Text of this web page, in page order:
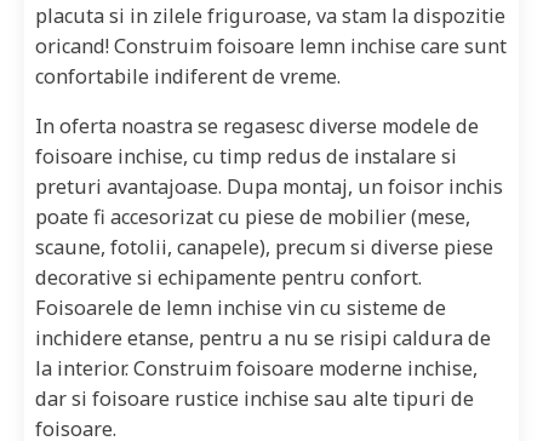
placuta si in zilele friguroase, va stam la dispozitie
oricand! Construim foisoare lemn inchise care sunt
confortabile indiferent de vreme.
In oferta noastra se regasesc diverse modele de
foisoare inchise, cu timp redus de instalare si
preturi avantajoase. Dupa montaj, un foisor inchis
poate fi accesorizat cu piese de mobilier (mese,
scaune, fotolii, canapele), precum si diverse piese
decorative si echipamente pentru confort.
Foisoarele de lemn inchise vin cu sisteme de
inchidere etanse, pentru a nu se risipi caldura de
la interior. Construim foisoare moderne inchise,
dar si foisoare rustice inchise sau alte tipuri de
foisoare.